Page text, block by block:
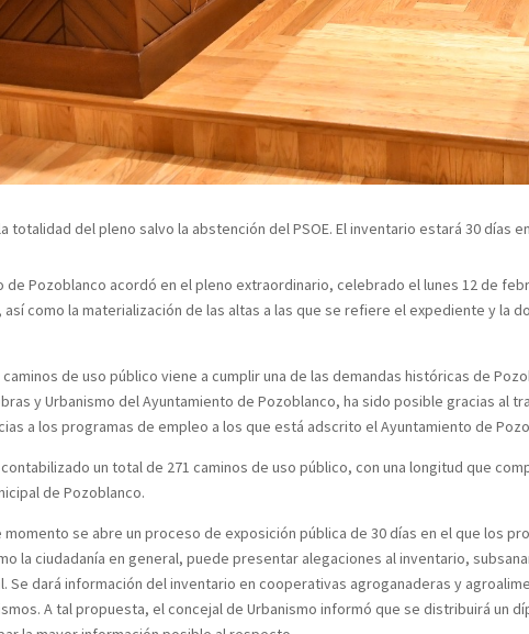
totalidad del pleno salvo la abstención del PSOE. El inventario estará 30 días
de Pozoblanco acordó en el pleno extraordinario, celebrado el lunes 12 de
así como la materialización de las altas a las que se refiere el expediente y la
de uso público viene a cumplir una de las demandas históricas de
y Urbanismo del Ayuntamiento de Pozoblanco, ha sido posible gracias al
a los programas de empleo a los que está adscrito el Ayuntamiento de
un total de 271 caminos de uso público, con una longitud que
de Pozoblanco.
se abre un proceso de exposición pública de 30 días en el que los
la ciudadanía en general, puede presentar alegaciones al inventario,
Se dará información del inventario en cooperativas agroganaderas y
A tal propuesta, el concejal de Urbanismo informó que se distribuirá